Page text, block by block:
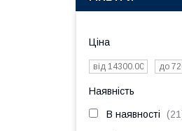
Ціна
Наявність
В наявності 21